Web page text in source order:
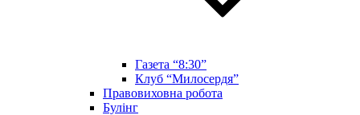
Газета “8:30”
Клуб “Милосердя”
Правовиховна робота
Булінг